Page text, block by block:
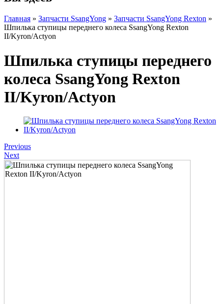
Главная » Запчасти SsangYong » Запчасти SsangYong Rexton »
Шпилька ступицы переднего колеса SsangYong Rexton
II/Kyron/Actyon
Шпилька ступицы переднего
колеса SsangYong Rexton
II/Kyron/Actyon
Previous
Next